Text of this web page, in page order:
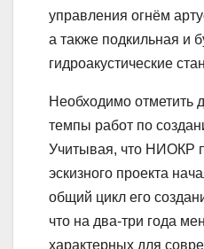
управления огнём
а также подкильная и
гидроакустические
Необходимо отметить
темпы работ по
Учитывая, что НИОКР
эскизного проекта
общий цикл его
что на два-три года
характерных для